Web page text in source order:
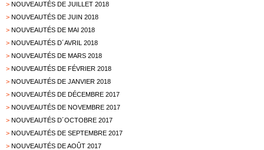
> NOUVEAUTÉS DE JUILLET 2018
> NOUVEAUTÉS DE JUIN 2018
> NOUVEAUTÉS DE MAI 2018
> NOUVEAUTÉS D´AVRIL 2018
> NOUVEAUTÉS DE MARS 2018
> NOUVEAUTÉS DE FÉVRIER 2018
> NOUVEAUTÉS DE JANVIER 2018
> NOUVEAUTÉS DE DÉCEMBRE 2017
> NOUVEAUTÉS DE NOVEMBRE 2017
> NOUVEAUTÉS D´OCTOBRE 2017
> NOUVEAUTÉS DE SEPTEMBRE 2017
> NOUVEAUTÉS DE AOÛT 2017